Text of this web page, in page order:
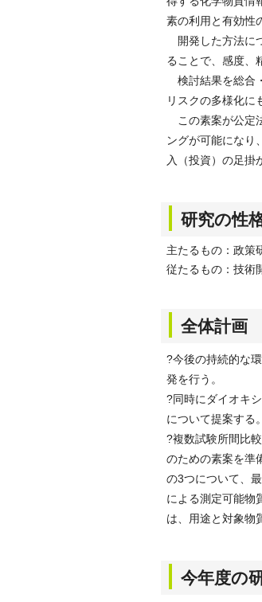
素の利用と有効性
開発した方法に
ることで、感度、
検討結果を総合
リスクの多様化に
この素案が公定
ングが可能になり
入（投資）の足掛
研究の性
主たるもの：政策
従たるもの：技術
全体計画
?今後の持続的な
発を行う。
?同時にダイオキ
について提案する。
?複数試験所間比
のための素案を準
の3つについて、
による測定可能物
は、用途と対象物
今年度の